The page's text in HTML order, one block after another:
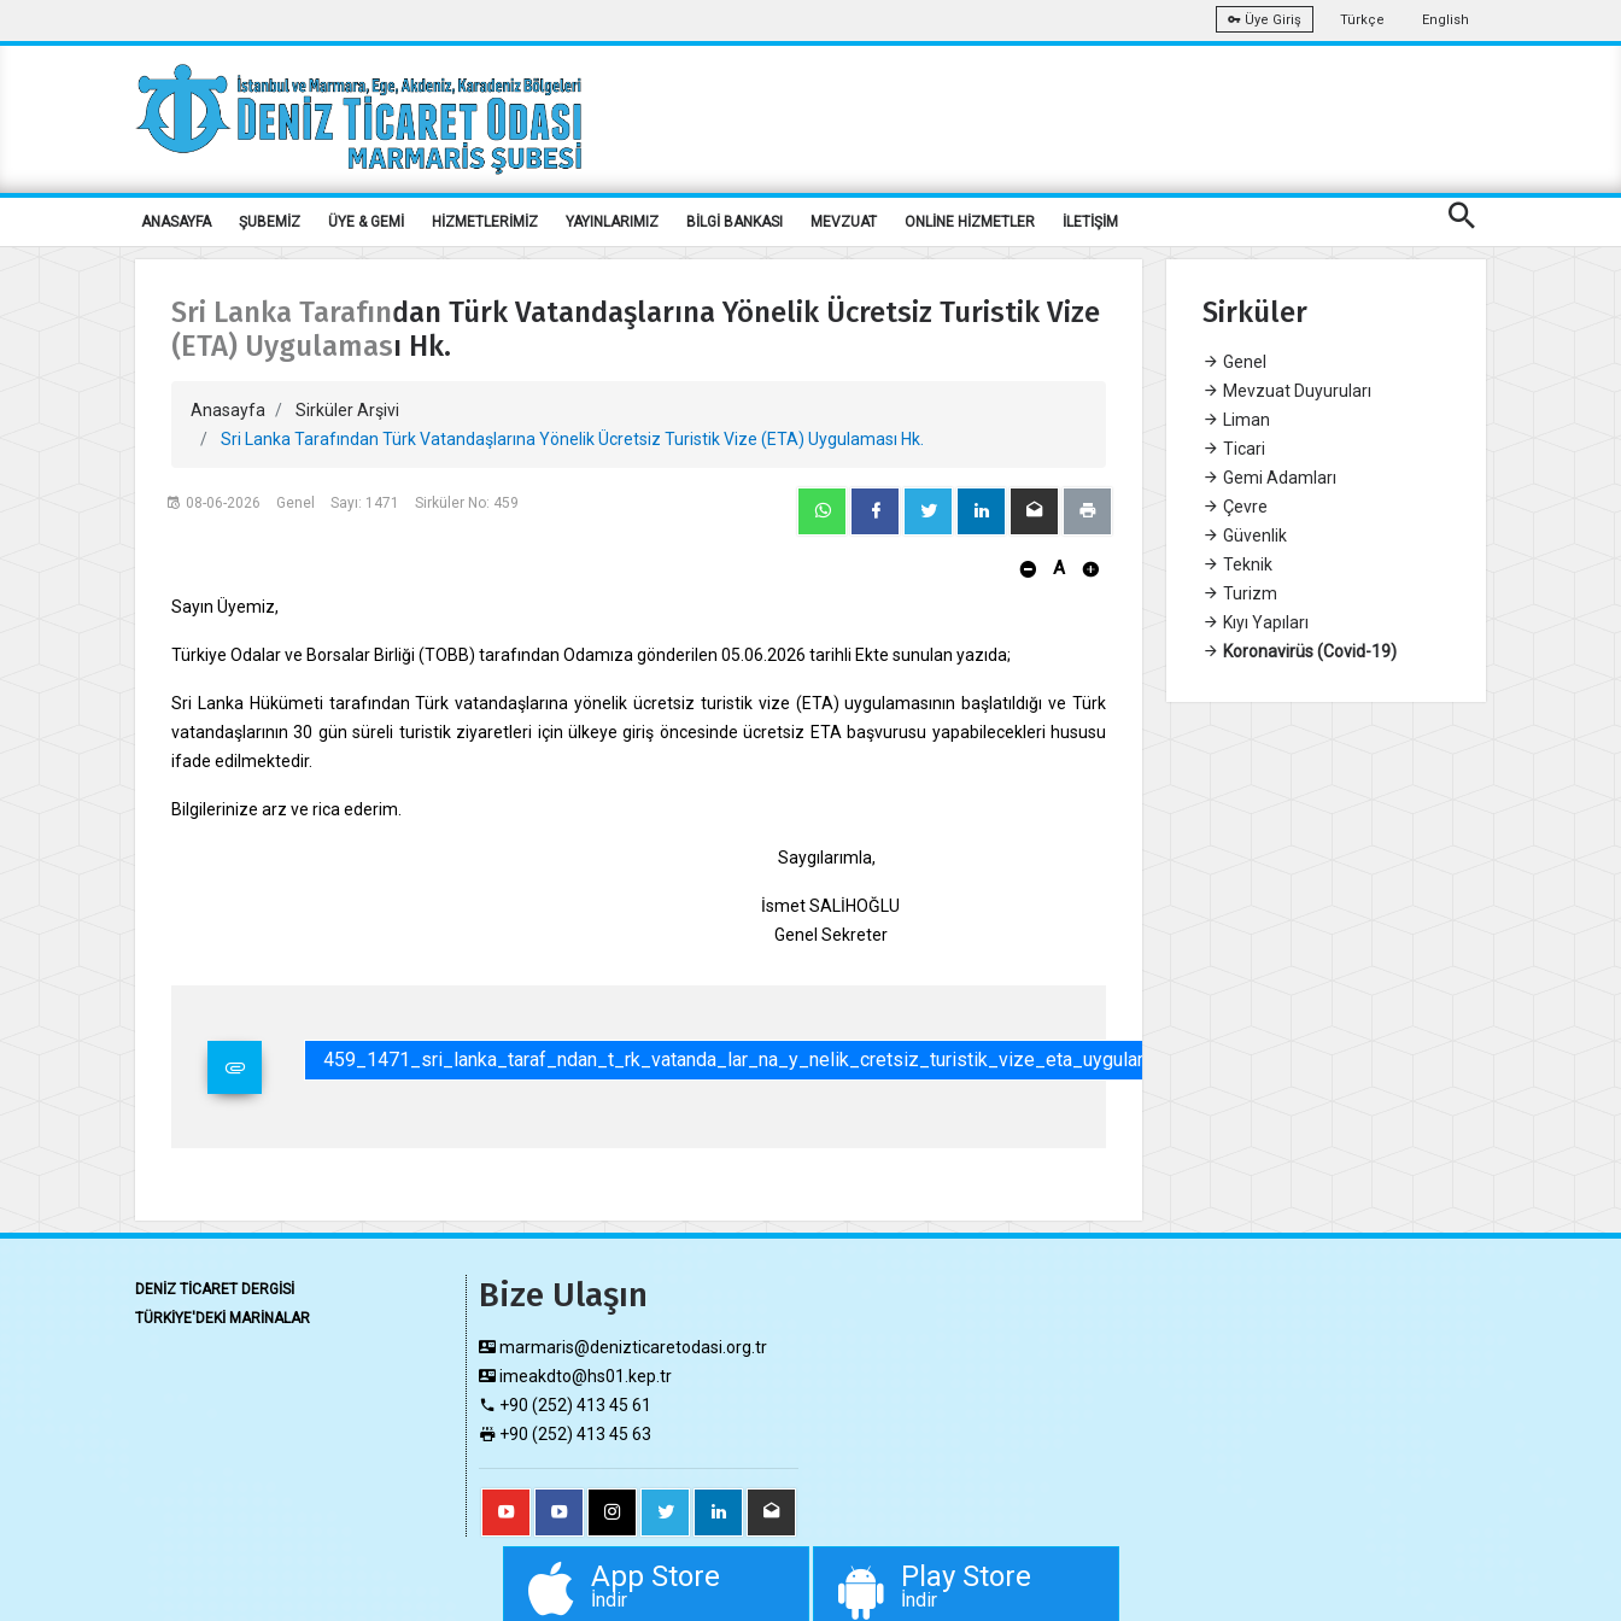
Üye Giriş Türkçe English
ANASAYFA ŞUBEMİZ ÜYE & GEMİ HİZMETLERİMİZ YAYINLARIMIZ BİLGİ BANKASI MEVZUAT ONLİNE HİZMETLER İLETİŞİM
Sri Lanka Tarafından Türk Vatandaşlarına Yönelik Ücretsiz Turistik Vize
(ETA) Uygulaması Hk.
Anasayfa
Sirküler Arşivi
Sri Lanka Tarafından Türk Vatandaşlarına Yönelik Ücretsiz Turistik Vize (ETA) Uygulaması Hk.
08-06-2026 Genel Sayı: 1471 Sirküler No: 459
A
Sayın Üyemiz,
Türkiye Odalar ve Borsalar Birliği (TOBB) tarafından Odamıza gönderilen 05.06.2026 tarihli Ekte sunulan yazıda;
Sri Lanka Hükümeti tarafından Türk vatandaşlarına yönelik ücretsiz turistik vize (ETA) uygulamasının başlatıldığı ve Türk
vatandaşlarının 30 gün süreli turistik ziyaretleri için ülkeye giriş öncesinde ücretsiz ETA başvurusu yapabilecekleri hususu
ifade edilmektedir.
Bilgilerinize arz ve rica ederim.
Saygılarımla,
İsmet SALİHOĞLU
Genel Sekreter
459_1471_sri_lanka_taraf_ndan_t_rk_vatanda_lar_na_y_nelik_cretsiz_turistik_vize_eta_uygulamas_hk.pdf
Sirküler
Genel
Mevzuat Duyuruları
Liman
Ticari
Gemi Adamları
Çevre
Güvenlik
Teknik
Turizm
Kıyı Yapıları
Koronavirüs (Covid-19)
DENİZ TİCARET DERGİSİ
TÜRKİYE'DEKİ MARİNALAR
Bize Ulaşın
marmaris@denizticaretodasi.org.tr
imeakdto@hs01.kep.tr
+90 (252) 413 45 61
+90 (252) 413 45 63
App Store
İndir
Play Store
İndir